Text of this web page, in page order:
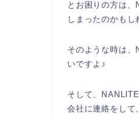
とお困りの方は
しまったのかもし
そのような時は
いですよ♪
そして、
会社に連絡をして